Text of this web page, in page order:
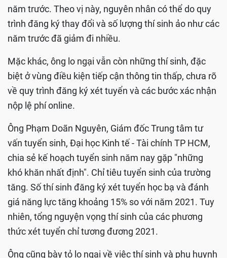
năm trước. Theo vị này, nguyên nhân có thể do quy
trình đăng ký thay đổi và số lượng thí sinh ảo như các
năm trước đã giảm đi nhiều.
Mặc khác, ông lo ngại vẫn còn những thí sinh, đặc
biệt ở vùng điều kiện tiếp cận thông tin thấp, chưa rõ
về quy trình đăng ký xét tuyển và các bước xác nhận
nộp lệ phí online.
Ông Phạm Doãn Nguyên, Giám đốc Trung tâm tư
vấn tuyển sinh, Đại học Kinh tế - Tài chính TP HCM,
chia sẻ kế hoạch tuyển sinh năm nay gặp "những
khó khăn nhất định". Chỉ tiêu tuyển sinh của trường
tăng. Số thí sinh đăng ký xét tuyển học bạ và đánh
giá năng lực tăng khoảng 15% so với năm 2021. Tuy
nhiên, tổng nguyện vọng thí sinh của các phương
thức xét tuyển chỉ tương đương 2021.
Ông cũng bày tỏ lo ngại về việc thí sinh và phụ huynh